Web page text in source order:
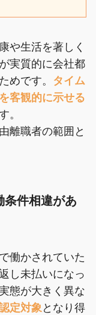
や生活を著しく
実質的に会社都
めです。 タイム
客観的に示せる
。
離職者の範囲と
条件相違があ
働かされていた
し未払いになっ
態が大きく異な
定対象となり得